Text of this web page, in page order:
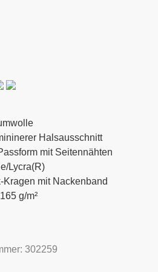
Halsausschnitt
mit Seitennähten
Lycra(R)
Kragen mit Nackenband
g/m²
302259